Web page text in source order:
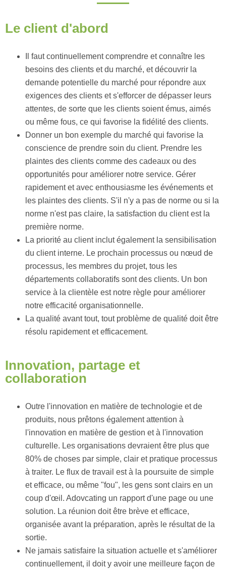
Le client d'abord
Il faut continuellement comprendre et connaître les
besoins des clients et du marché, et découvrir la
demande potentielle du marché pour répondre aux
exigences des clients et s'efforcer de dépasser leurs
attentes, de sorte que les clients soient émus, aimés
ou même fous, ce qui favorise la fidélité des clients.
Donner un bon exemple du marché qui favorise la
conscience de prendre soin du client. Prendre les
plaintes des clients comme des cadeaux ou des
opportunités pour améliorer notre service. Gérer
rapidement et avec enthousiasme les événements et
les plaintes des clients. S'il n'y a pas de norme ou si la
norme n'est pas claire, la satisfaction du client est la
première norme.
La priorité au client inclut également la sensibilisation
du client interne. Le prochain processus ou nœud de
processus, les membres du projet, tous les
départements collaboratifs sont des clients. Un bon
service à la clientèle est notre règle pour améliorer
notre efficacité organisationnelle.
La qualité avant tout, tout problème de qualité doit être
résolu rapidement et efficacement.
Innovation, partage et
collaboration
Outre l'innovation en matière de technologie et de
produits, nous prêtons également attention à
l'innovation en matière de gestion et à l'innovation
culturelle. Les organisations devraient être plus que
80% de choses par simple, clair et pratique processus
à traiter. Le flux de travail est à la poursuite de simple
et efficace, ou même "fou", les gens sont clairs en un
coup d'œil. Adovcating un rapport d'une page ou une
solution. La réunion doit être brève et efficace,
organisée avant la préparation, après le résultat de la
sortie.
Ne jamais satisfaire la situation actuelle et s'améliorer
continuellement, il doit y avoir une meilleure façon de